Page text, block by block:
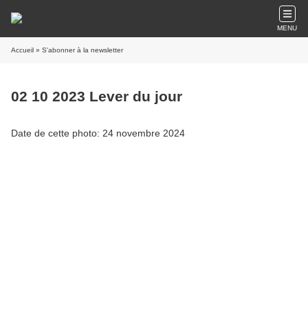
MENU
Accueil » S'abonner à la newsletter
02 10 2023 Lever du jour
Date de cette photo: 24 novembre 2024